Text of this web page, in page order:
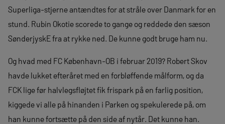
Superliga-stjerne antændtes for at stråle over Danmark for en
stund. Rubin Okotie scorede to gange og reddede den sæson
SønderjyskE fra at rykke ned. De kunne godt bruge ham nu.
Og hvad med FC København-OB i februar 2019? Robert Skov
havde lukket efteråret med en forbløffende målform, og da
FCK lige før halvlegsfløjtet fik frispark på en farlig position,
kiggede vi alle på hinanden i Parken og spekulerede på, om
han kunne fortsætte på den side af nytår. Det kunne han.